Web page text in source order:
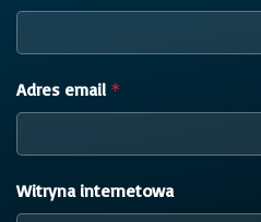
Adres email *
Witryna internetowa